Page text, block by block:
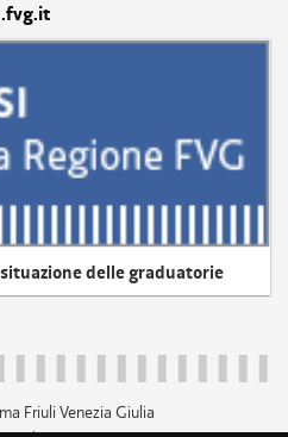
delle graduatorie
Friuli Venezia Giulia